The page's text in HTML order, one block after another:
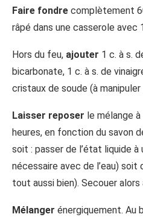
Faire fondre complètement
râpé dans une casserole avec
Hors du feu, ajouter 1 c. à s.
bicarbonate, 1 c. à s. de
cristaux de soude (à
Laisser reposer le mélange à
heures, en fonction du savon
soit : passer de l’état liquide
nécessaire avec de l’eau)
tout aussi bien). Secouer alors
Mélanger énergiquement. Au